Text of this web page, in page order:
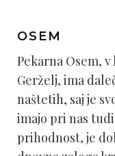
OSEM
Pekarna Osem,
Gerželj, ima
naštetih, saj je
imajo pri nas
prihodnost, je